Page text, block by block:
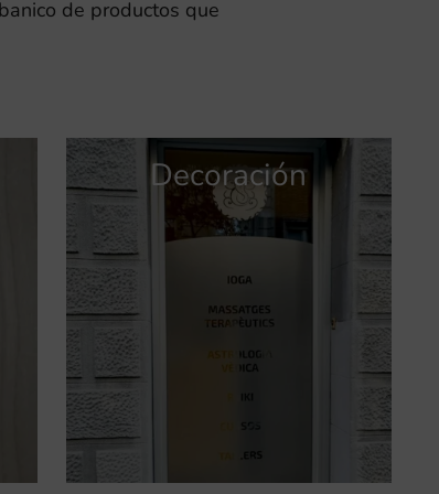
de productos que
Publicidad
Señalización
Decoración